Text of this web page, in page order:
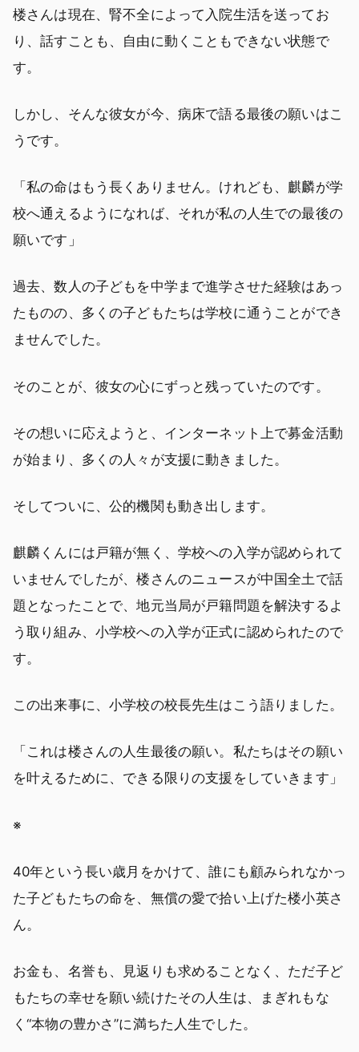
楼さんは現在、腎不全によって入院生活を送ってお
り、話すことも、自由に動くこともできない状態で
す。
しかし、そんな彼女が今、病床で語る最後の願いはこ
うです。
「私の命はもう長くありません。けれども、麒麟が学
校へ通えるようになれば、それが私の人生での最後の
願いです」
過去、数人の子どもを中学まで進学させた経験はあっ
たものの、多くの子どもたちは学校に通うことができ
ませんでした。
そのことが、彼女の心にずっと残っていたのです。
その想いに応えようと、インターネット上で募金活動
が始まり、多くの人々が支援に動きました。
そしてついに、公的機関も動き出します。
麒麟くんには戸籍が無く、学校への入学が認められて
いませんでしたが、楼さんのニュースが中国全土で話
題となったことで、地元当局が戸籍問題を解決するよ
う取り組み、小学校への入学が正式に認められたので
す。
この出来事に、小学校の校長先生はこう語りました。
「これは楼さんの人生最後の願い。私たちはその願い
を叶えるために、できる限りの支援をしていきます」
※
40年という長い歳月をかけて、誰にも顧みられなかっ
た子どもたちの命を、無償の愛で拾い上げた楼小英さ
ん。
お金も、名誉も、見返りも求めることなく、ただ子ど
もたちの幸せを願い続けたその人生は、まぎれもな
く“本物の豊かさ”に満ちた人生でした。